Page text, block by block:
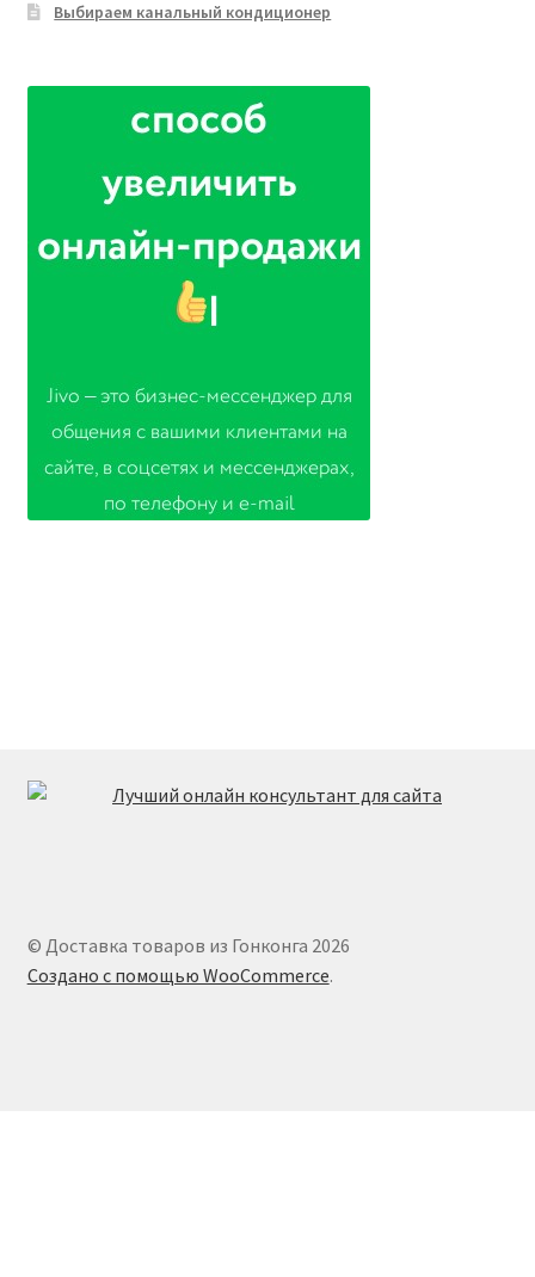
Выбираем канальный кондиционер
© Доставка товаров из Гонконга 2026
Создано с помощью WooCommerce.